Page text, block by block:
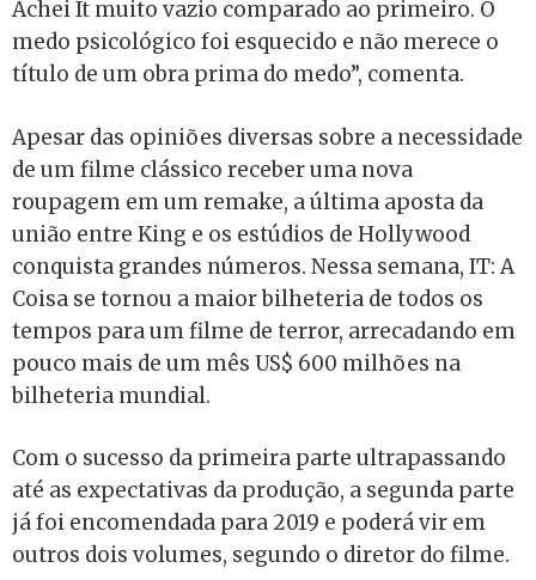
Achei It muito vazio comparado ao primeiro. O
medo psicológico foi esquecido e não merece o
título de um obra prima do medo”, comenta.
Apesar das opiniões diversas sobre a necessidade
de um filme clássico receber uma nova
roupagem em um remake, a última aposta da
união entre King e os estúdios de Hollywood
conquista grandes números. Nessa semana, IT: A
Coisa se tornou a maior bilheteria de todos os
tempos para um filme de terror, arrecadando em
pouco mais de um mês US$ 600 milhões na
bilheteria mundial.
Com o sucesso da primeira parte ultrapassando
até as expectativas da produção, a segunda parte
já foi encomendada para 2019 e poderá vir em
outros dois volumes, segundo o diretor do filme.